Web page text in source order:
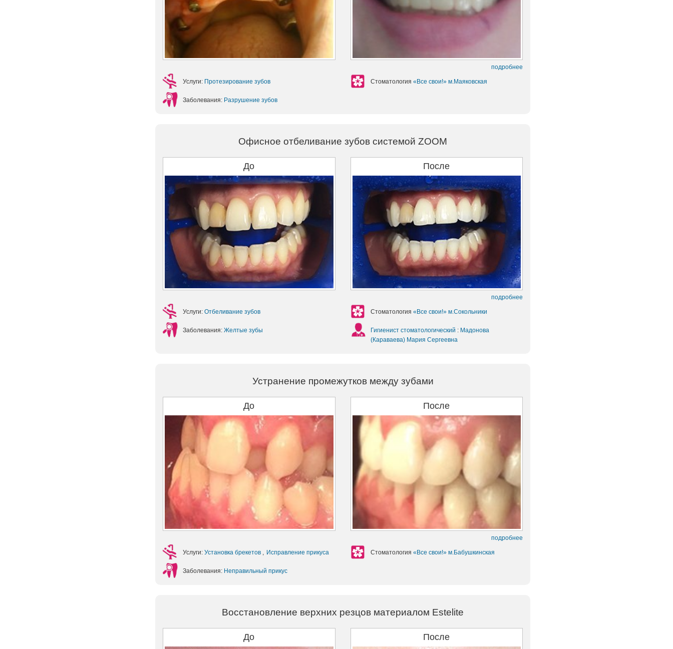
подробнее
Услуги: Протезирование зубов
Заболевания: Разрушение зубов
Стоматология «Все свои!» м.Маяковская
Офисное отбеливание зубов системой ZOOM
До После
подробнее
Услуги: Отбеливание зубов
Заболевания: Желтые зубы
Стоматология «Все свои!» м.Сокольники
Гигиенист стоматологический : Мадонова
(Караваева) Мария Сергеевна
Устранение промежутков между зубами
До После
подробнее
Услуги: Установка брекетов Исправление прикуса
Заболевания: Неправильный прикус
Стоматология «Все свои!» м.Бабушкинская
Восстановление верхних резцов материалом Estelite
До После